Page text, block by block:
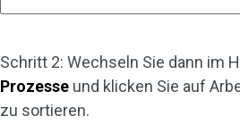
Schritt 2: Wechseln Sie dann im
Prozesse und klicken Sie auf
zu sortieren.